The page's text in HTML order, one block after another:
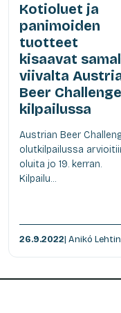
Kotioluet ja
panimoiden
tuotteet
kisaavat
viivalta
Beer
kilpailussa
Austrian Beer
olutkilpailussa
oluita jo 19. kerran.
Kilpailu...
26.9.2022| Anikó